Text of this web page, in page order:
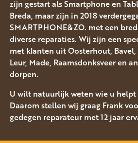
zijn gestart als Smartphone en
Breda, maar zijn in 2018
SMARTPHONE&ZO. met een
diverse reparaties. Wij zijn een
met klanten uit Oosterhout,
Leur, Made, Raamsdonksveer en
dorpen.
U wilt natuurlijk weten wie u helpt
Daarom stellen wij graag Frank
gedegen reparateur met 12 jaar